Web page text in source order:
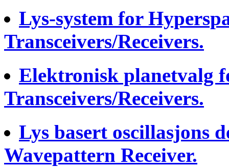
Lys-system for
Transceivers/Receivers.
Elektronisk planetvalg
Transceivers/Receivers.
Lys basert oscillasjons
Wavepattern Receiver.